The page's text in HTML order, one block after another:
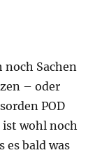
noch Sachen
– oder
POD
ist wohl noch
es bald was